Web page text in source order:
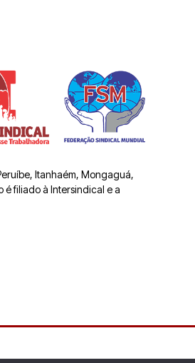
Itanhaém, Mongaguá,
é filiado à Intersindical e a